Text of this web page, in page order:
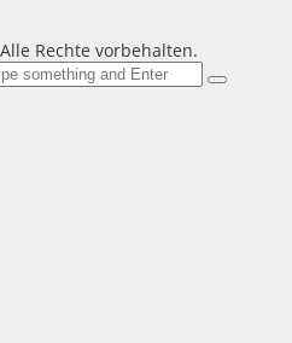
Rechte vorbehalten.